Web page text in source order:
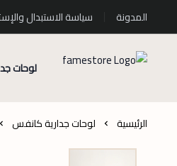
المدونة سياسة الاستبدال
لوحات
الرئيسية لوحات جدارية كانفس